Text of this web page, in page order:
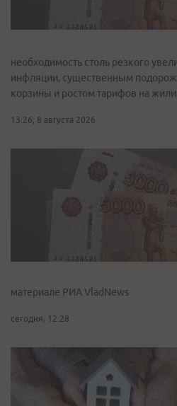
необходимость столь резкого
инфляции, существенным
корзины и ростом тарифов на
13:26, 8 августа 2026
материале РИА VladNews
сегодня, 12:28